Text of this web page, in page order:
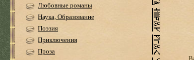
Любовные романы
Наука, Образование
Поэзия
Приключения
Проза